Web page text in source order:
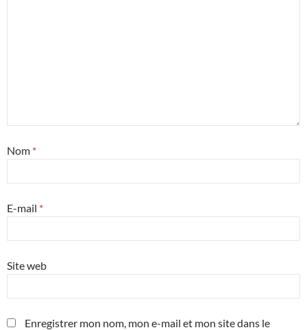
Nom *
E-mail *
Site web
Enregistrer mon nom, mon e-mail et mon site dans le